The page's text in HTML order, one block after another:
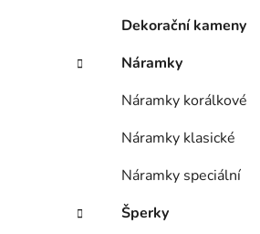
Dekorační kameny
Náramky
Náramky korálkové
Náramky klasické
Náramky speciální
Šperky